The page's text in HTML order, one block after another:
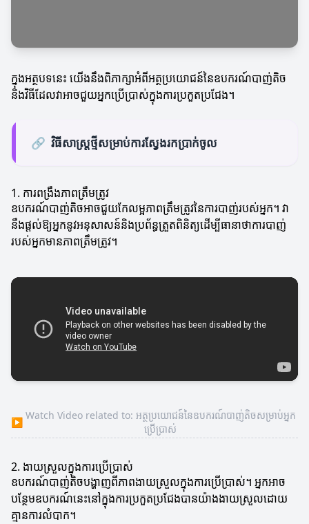
ក្នុងអត្ថបទនេះ យើងនឹងពិភាក្សាអំពីអត្ថប្រយោជន៍នៃឧបករណ៍បាញ់តិច
និងវិធីដែលវាអាចជួយអ្នកប្រើប្រាស់ក្នុងការប្រកួតប្រជែង។
🔗 វិធីសាស្រ្តថ្មីសម្រាប់ការស្វែងរកប្រាក់ចូល
1. ការពង្រឹងភាពត្រឹមត្រូវ
ឧបករណ៍បាញ់តិចអាចជួយកែលម្អភាពត្រឹមត្រូវនៃការបាញ់របស់អ្នក។ វា
នឹងផ្តល់ឱ្យអ្នកនូវអនុសាសន៍និងប្រព័ន្ធត្រួតពិនិត្យដើម្បីធានាថាការបាញ់
របស់អ្នកមានភាពត្រឹមត្រូវ។
▶
Watch Video related to: អត្ថប្រយោជន៍នៃឧបករណ៍បាញ់តិចសម្រាប់អ្នក
ប្រើប្រាស់
2. ងាយស្រួលក្នុងការប្រើប្រាស់
ឧបករណ៍បាញ់តិចបង្ហាញពីភាពងាយស្រួលក្នុងការប្រើប្រាស់។ អ្នកអាច
បន្ថែមឧបករណ៍នេះនៅក្នុងការប្រកួតប្រជែងបានយ៉ាងងាយស្រួលដោយ
គ្មានការលំបាក។